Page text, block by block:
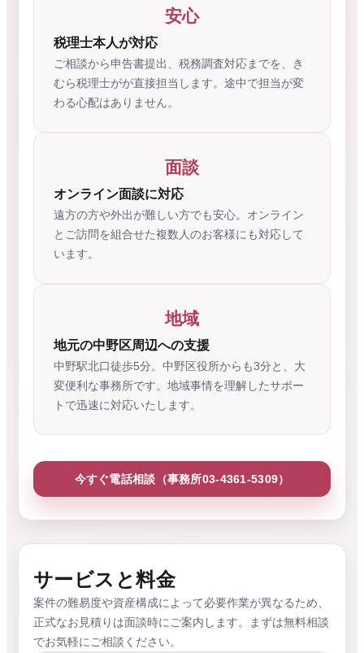
安心
税理士本人が対応
ご相談から申告書提出、税務調査対応までを、き
むら税理士がが直接担当します。途中で担当が変
わる心配はありません。
面談
オンライン面談に対応
遠方の方や外出が難しい方でも安心。オンライン
とご訪問を組合せた複数人のお客様にも対応して
います。
地域
地元の中野区周辺への支援
中野駅北口徒歩5分。中野区役所からも3分と、大
変便利な事務所です。地域事情を理解したサポー
トで迅速に対応いたします。
今すぐ電話相談（事務所03-4361-5309）
サービスと料金
案件の難易度や資産構成によって必要作業が異なるため、
正式なお見積りは面談時にご案内します。まずは無料相談
でお気軽にご相談ください。